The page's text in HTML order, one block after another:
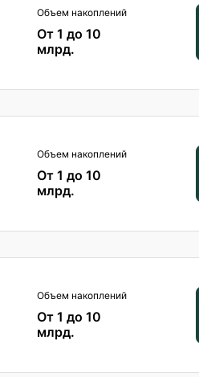
Объем накоплений
От 1 до 10
млрд.
Объем накоплений
От 1 до 10
млрд.
Объем накоплений
От 1 до 10
млрд.